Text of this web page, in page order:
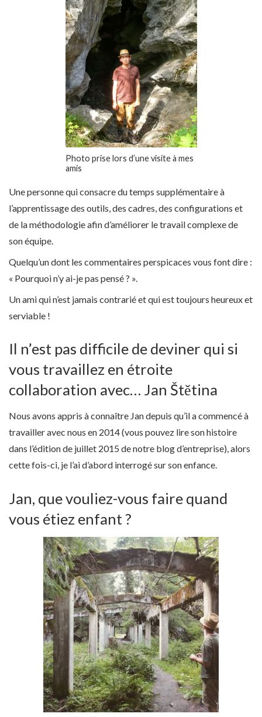
Photo prise lors d’une visite à mes
amis
Une personne qui consacre du temps supplémentaire à
l’apprentissage des outils, des cadres, des configurations et
de la méthodologie afin d’améliorer le travail complexe de
son équipe.
Quelqu’un dont les commentaires perspicaces vous font dire :
« Pourquoi n’y ai-je pas pensé ? ».
Un ami qui n’est jamais contrarié et qui est toujours heureux et
serviable !
Il n’est pas difficile de deviner qui si
vous travaillez en étroite
collaboration avec… Jan Štětina
Nous avons appris à connaître Jan depuis qu’il a commencé à
travailler avec nous en 2014 (vous pouvez lire son histoire
dans l’édition de juillet 2015 de notre blog d’entreprise), alors
cette fois-ci, je l’ai d’abord interrogé sur son enfance.
Jan, que vouliez-vous faire quand
vous étiez enfant ?